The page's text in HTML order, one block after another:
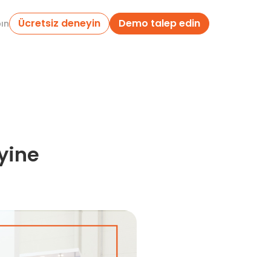
Ücretsiz deneyin Demo talep edin